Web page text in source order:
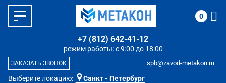
Выберите локацию: Санкт - Петербург
режим работы: с 9:00 до 18:00
+7 (812) 642-41-12
spb@zavod-metakon.ru
ЗАКАЗАТЬ ЗВОНОК
0